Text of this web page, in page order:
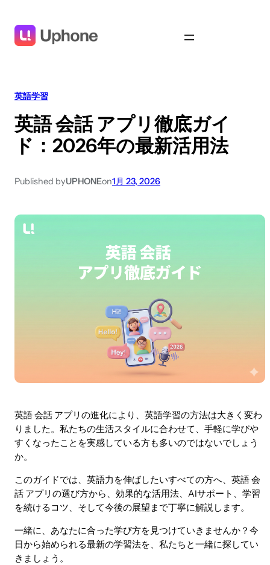
英語学習
英語 会話 アプリ徹底ガイ
ド：2026年の最新活用法
Published byUPHONEon1月 23, 2026
英語 会話 アプリの進化により、英語学習の方法は大きく変わ
りました。私たちの生活スタイルに合わせて、手軽に学びや
すくなったことを実感している方も多いのではないでしょう
か。
このガイドでは、英語力を伸ばしたいすべての方へ、英語 会
話 アプリの選び方から、効果的な活用法、AIサポート、学習
を続けるコツ、そして今後の展望まで丁寧に解説します。
一緒に、あなたに合った学び方を見つけていきませんか？今
日から始められる最新の学習法を、私たちと一緒に探してい
きましょう。